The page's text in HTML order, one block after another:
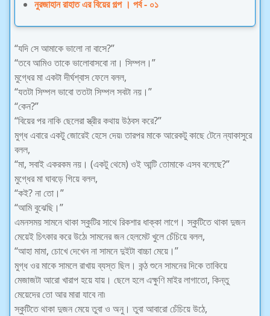
নুরজাহান রাহাত এর বিয়ের গল্প । পর্ব - ০১
“যদি সে আমাকে ভালো না বাসে?”
“তবে আমিও তাকে ভালোবাসবো না। সিম্পল।”
মুগ্ধের মা একটা দীর্ঘশ্বাস ফেলে বলল,
“যতটা সিম্পল ভাবো ততটা সিম্পল সবটা নয়।”
“কেন?”
“বিয়ের পর নাকি ছেলেরা স্ত্রীর কথায় উঠবস করে?”
মুগ্ধ এবারে একটু জোরেই হেসে দেয়৷ তারপর মাকে আরেকটু কাছে টেনে ন্যাকাসুরে
বলল,
“মা, সবাই একরকম নয়। (একটু থেমে) ওই আন্টি তোমাকে এসব বলেছে?”
মুগ্ধের মা ঘাবড়ে গিয়ে বলল,
“কই? না তো।”
“আমি বুঝেছি।”
এমনসময় সামনে থাকা স্কুটির সাথে রিকশার ধাক্কা লাগে। স্কুটিতে থাকা দুজন
মেয়েই চিৎকার করে উঠে৷ সামনের জন হেলমেট খুলে চেঁচিয়ে বলল,
“আহা মামা, চোখে দেখেন না সামনে দুইটা বাচ্চা মেয়ে।”
মুগ্ধ ওর মাকে সামলে রাখায় ব্যস্ত ছিল। কন্ঠ শুনে সামনের দিকে তাকিয়ে
মেজাজটা আরো খারাপ হয়ে যায়। ছেলে হলে এক্ষুণি মাইর লাগাতো, কিন্তু
মেয়েদের তো আর মারা যাবে না৷
স্কুটিতে থাকা দুজন মেয়ে তুবা ও অনু। তুবা আবারো চেঁচিয়ে উঠে,